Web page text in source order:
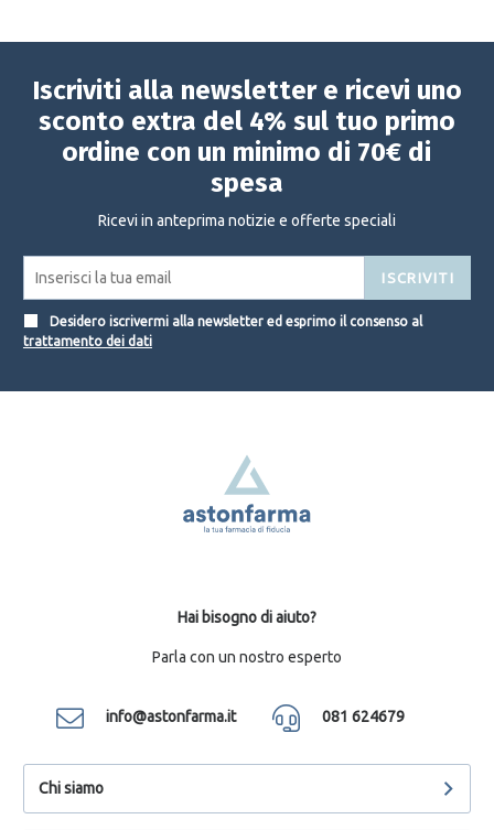
Iscriviti alla newsletter e ricevi uno
sconto extra del 4% sul tuo primo
ordine con un minimo di 70€ di
spesa
Ricevi in anteprima notizie e offerte speciali
ISCRIVITI
Desidero iscrivermi alla newsletter ed esprimo il consenso al
trattamento dei dati
Hai bisogno di aiuto?
Parla con un nostro esperto
info@astonfarma.it 081 624679
Chi siamo